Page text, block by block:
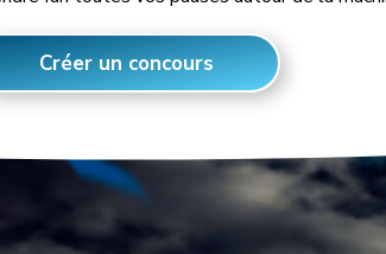
Créer un concours